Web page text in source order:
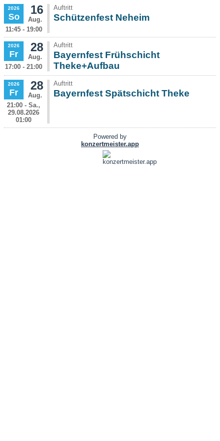
2026
So
16
Aug.
11:45 - 19:00
Schützenfest Neheim
Auftritt
2026
Fr
28
Aug.
17:00 - 21:00
Bayernfest Frühschicht
Theke+Aufbau
Auftritt
2026
Fr
28
Aug.
21:00 - Sa.,
29.08.2026
01:00
Bayernfest Spätschicht Theke
Auftritt
Powered by
konzertmeister.app